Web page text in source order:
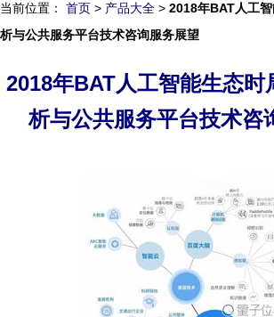
当前位置： 首页 > 产品大全 > 2018年BAT人工
析与公共服务平台技术咨询服务展望
2018年BAT人工智能生态时
析与公共服务平台技术咨